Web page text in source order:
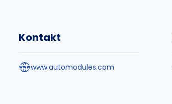
Kontakt
www.automodules.com